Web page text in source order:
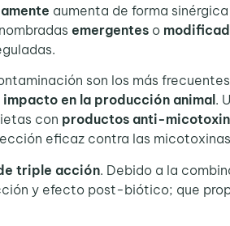
aumenta de forma sinérgica
emergentes o
son los más
en la producción animal .
con productos anti-
eficaz contra las
triple acción. Debido a la
y efecto post-biótico; que